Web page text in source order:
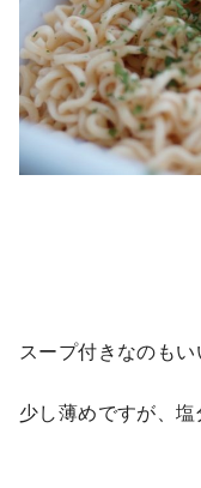
スープ付きなのもい
少し薄めですが、塩